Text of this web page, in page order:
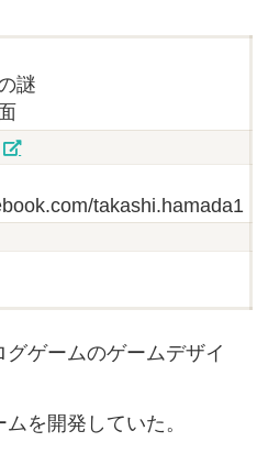
謎
takashi.hamada1
ゲームのゲームデザイ
を開発していた。